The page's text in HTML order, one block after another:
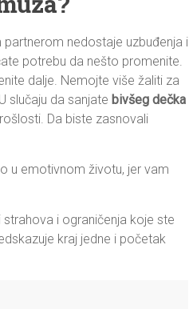
nedostaje uzbuđenja i
potrebu da nešto promenite.
dalje. Nemojte više žaliti za
slučaju da sanjate bivšeg dečka
Da biste zasnovali
u emotivnom životu, jer vam
i ograničenja koje ste
kraj jedne i početak